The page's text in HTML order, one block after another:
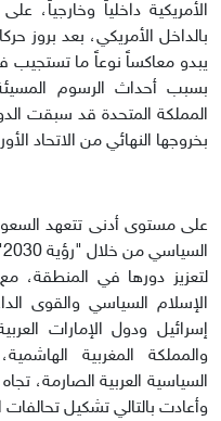
الأمريكية داخلياً وخارجياً،
بالداخل الأمريكي، بعد بروز
يبدو معاكساً نوعاً ما تستجيب
بسبب أحداث الرسوم
المملكة المتحدة قد سبقت
بخروجها النهائي من الاتحاد
على مستوى أدنى تتعهد
لتعزيز دورها في المنطقة،
الإسلام السياسي والقوى
إسرائيل ودول الإمارات
والمملكة المغربية
السياسية العربية الصارمة،
وأعادت بالتالي تشكيل تحالفات